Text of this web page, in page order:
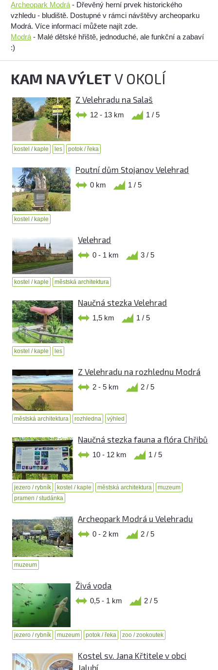
Archeopark Modrá - Dřevěný herní prvek historického
vzhledu - bludiště. Dostupné v rámci návštěvy archeoparku
Modrá. Více informací můžete najít zde.
Modrá - Malé dětské hřiště, jednoduché, ale funkční a zabaví
:)
KAM NA VÝLETV OKOLÍ
Z Velehradu na Salaš
12 - 13 km 1 / 5
kostel / kaple les potok / řeka
Poutní dům Stojanov Velehrad
0 km 1 / 5
kostel / kaple
Velehrad
0 - 1 km 3 / 5
kostel / kaple městská architektura
Naučná stezka Velehrad
1,5 km 1 / 5
kostel / kaple les
Z Velehradu na rozhlednu Modrá
2 - 5 km 2 / 5
městská architektura rozhledna výhled
Naučná stezka fauna a flóra Chřibů
10 - 12 km 1 / 5
jezero / rybník kostel / kaple městská architektura
muzeum
pramen / studánka
Archeopark Modrá u Velehradu
0 - 2 km 2 / 5
muzeum
Živá voda
0,5 - 1 km 2 / 5
jezero / rybník muzeum potok / řeka zoo / zookoutek
Kostel sv. Jana Křtitele v obci
Jalubí